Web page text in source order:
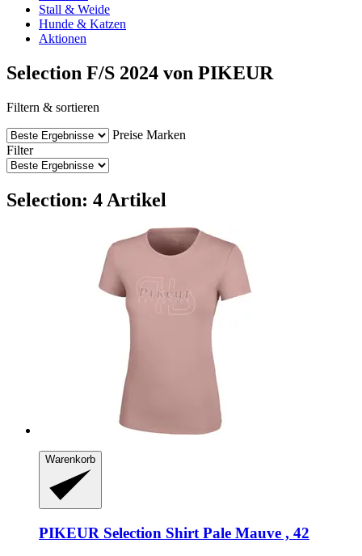
Stall & Weide
Hunde & Katzen
Aktionen
Selection F/S 2024 von PIKEUR
Filtern & sortieren
Preise Marken
Filter
Selection: 4 Artikel
Warenkorb
PIKEUR Selection Shirt Pale Mauve , 42